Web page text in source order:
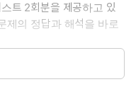
트 2회분을 제공하고 있
제의 정답과 해석을 바로
의 문법에 접속, 의미, 예